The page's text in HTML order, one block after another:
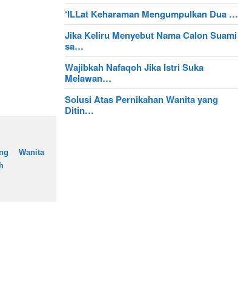
Wanita
‘ILLat Keharaman Mengumpulkan Dua …
Jika Keliru Menyebut Nama Calon Suami
sa…
Wajibkah Nafaqoh Jika Istri Suka
Melawan…
Solusi Atas Pernikahan Wanita yang
Ditin…